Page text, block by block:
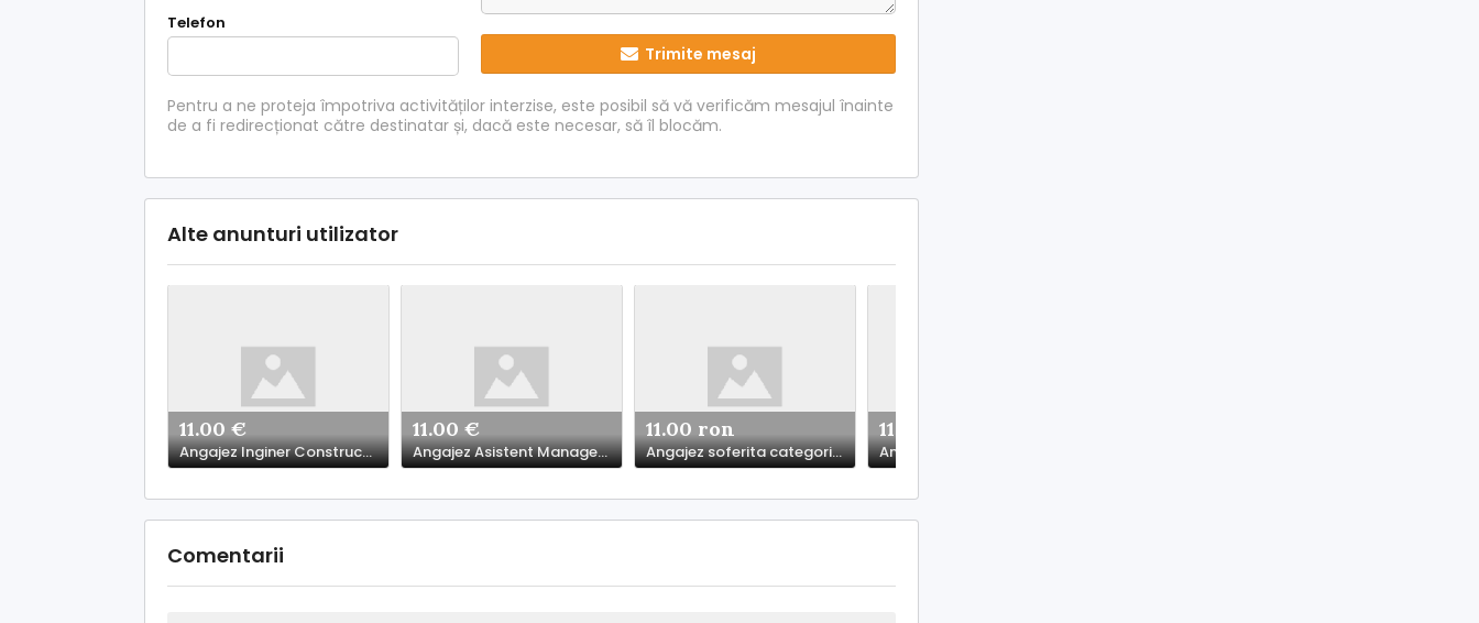
Telefon
Trimite mesaj
Pentru a ne proteja împotriva activităților interzise, este posibil să vă verificăm mesajul înainte
de a fi redirecționat către destinatar și, dacă este necesar, să îl blocăm.
Alte anunturi utilizator
11.00 €
Angajez Inginer Constructii Civile si Industriale
11.00 €
Angajez Asistent Manager - Mogosoaia
11.00 ron
Angajez soferita categoriile B,C,E
11.00 ron
Comentarii